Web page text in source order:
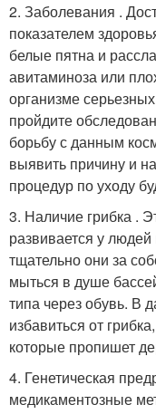
2. Заболевания .
показателем
белые пятна и
авитаминоза или
организме
пройдите
борьбу с данным
выявить причину и
процедур по уходу
3. Наличие грибка .
развивается у людей
тщательно они за
мыться в душе
типа через обувь. В
избавиться от
которые пропишет
4. Генетическая
медикаментозные